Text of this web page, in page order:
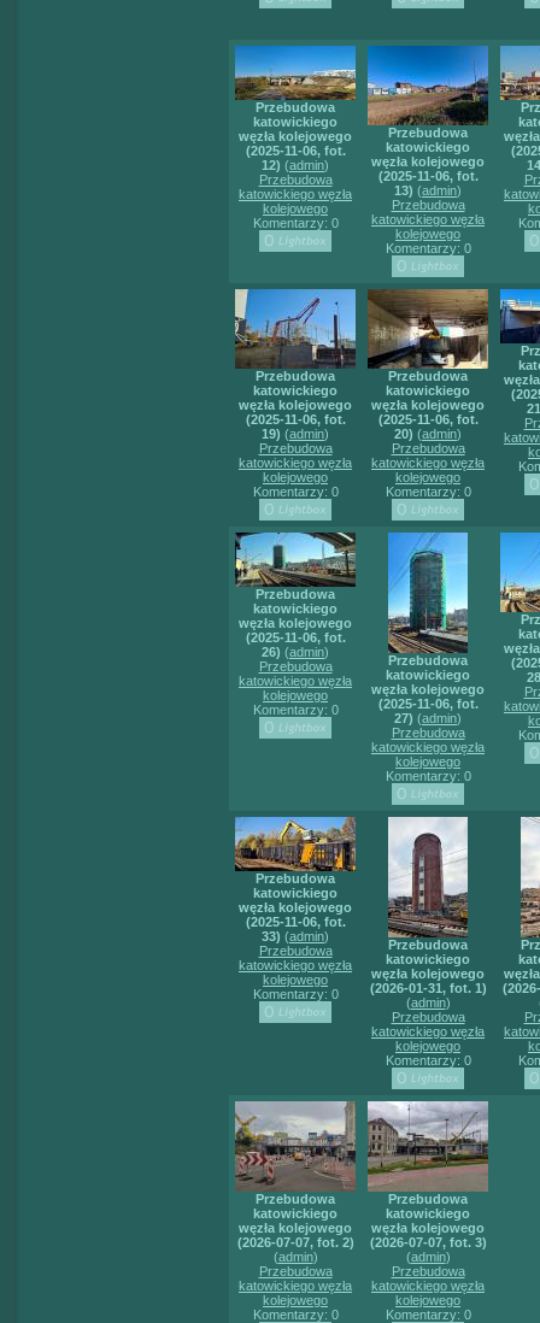
Przebudowa
katowickiego
węzła kolejowego
(2025-11-06, fot.
12) (admin)
Przebudowa
katowickiego węzła
kolejowego
Komentarzy: 0
Przebudowa
katowickiego
węzła kolejowego
(2025-11-06, fot.
13) (admin)
Przebudowa
katowickiego węzła
kolejowego
Komentarzy: 0
Przebudowa
katowickiego
węzła kolejowego
(2025-11-06, fot.
19) (admin)
Przebudowa
katowickiego węzła
kolejowego
Komentarzy: 0
Przebudowa
katowickiego
węzła kolejowego
(2025-11-06, fot.
20) (admin)
Przebudowa
katowickiego węzła
kolejowego
Komentarzy: 0
Przebudowa
katowickiego
węzła kolejowego
(2025-11-06, fot.
26) (admin)
Przebudowa
katowickiego węzła
kolejowego
Komentarzy: 0
Przebudowa
katowickiego
węzła kolejowego
(2025-11-06, fot.
27) (admin)
Przebudowa
katowickiego węzła
kolejowego
Komentarzy: 0
Przebudowa
katowickiego
węzła kolejowego
(2025-11-06, fot.
33) (admin)
Przebudowa
katowickiego węzła
kolejowego
Komentarzy: 0
Przebudowa
katowickiego
węzła kolejowego
(2026-01-31, fot. 1)
(admin)
Przebudowa
katowickiego węzła
kolejowego
Komentarzy: 0
Przebudowa
katowickiego
węzła kolejowego
(2026-07-07, fot. 2)
(admin)
Przebudowa
katowickiego węzła
kolejowego
Komentarzy: 0
Przebudowa
katowickiego
węzła kolejowego
(2026-07-07, fot. 3)
(admin)
Przebudowa
katowickiego węzła
kolejowego
Komentarzy: 0